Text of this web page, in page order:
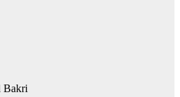
Bakri